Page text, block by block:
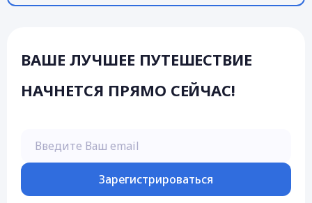
ВАШЕ ЛУЧШЕЕ ПУТЕШЕСТВИЕ
НАЧНЕТСЯ ПРЯМО СЕЙЧАС!
Зарегистрироваться